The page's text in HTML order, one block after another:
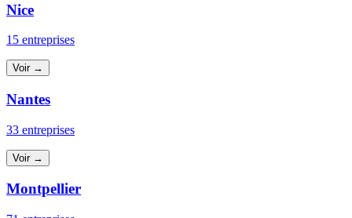
Nice
15 entreprises
Voir →
Nantes
33 entreprises
Voir →
Montpellier